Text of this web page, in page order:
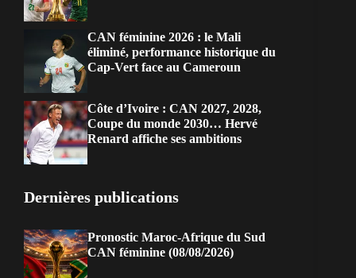
CAN féminine 2026 : le Mali
éliminé, performance historique du
Cap-Vert face au Cameroun
Côte d’Ivoire : CAN 2027, 2028,
Coupe du monde 2030… Hervé
Renard affiche ses ambitions
Dernières publications
Pronostic Maroc-Afrique du Sud
CAN féminine (08/08/2026)